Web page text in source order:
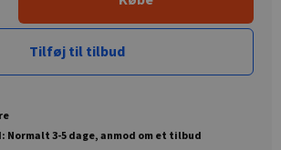
Tilføj til tilbud
Normalt 3-5 dage, anmod om et tilbud